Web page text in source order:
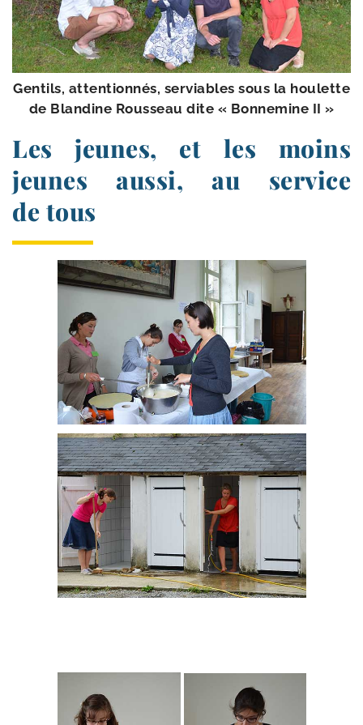
Gentils, atten­tion­nés, ser­viables sous la hou­lette
de Blandine Rousseau dite « Bonnemine II »
Les jeunes, et les moins
jeunes aussi, au service
de tous